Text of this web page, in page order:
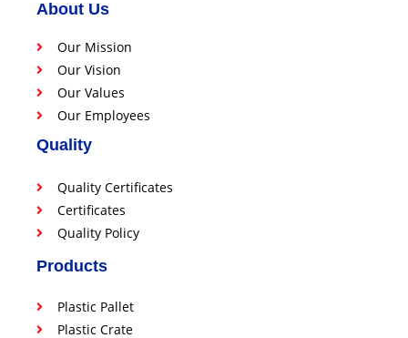
About Us
Our Mission
Our Vision
Our Values
Our Employees
Quality
Quality Certificates
Certificates
Quality Policy
Products
Plastic Pallet
Plastic Crate